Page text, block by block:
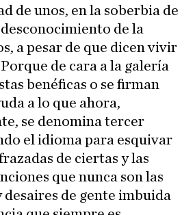
de unos, en la soberbia de
de la
a pesar de que dicen vivir
de cara a la galería
benéficas o se firman
a lo que ahora,
se denomina tercer
el idioma para esquivar
de ciertas y las
que nunca son las
de gente imbuida